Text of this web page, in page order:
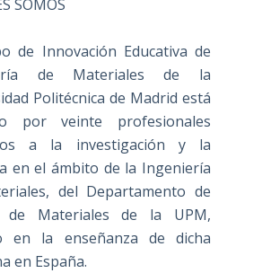
SOMOS
de Innovación Educativa de
de Materiales de la
Politécnica de Madrid está
por veinte profesionales
a la investigación y la
en el ámbito de la Ingeniería
del Departamento de
de Materiales de la UPM,
en la enseñanza de dicha
en España.